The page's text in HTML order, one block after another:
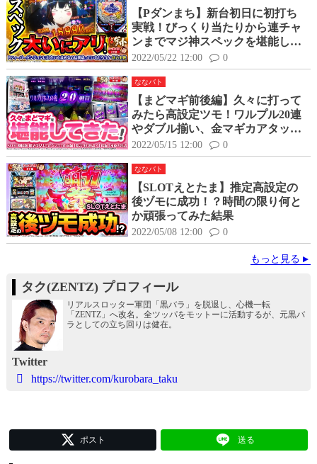
【Pダンまち】新台初日に初打ち
実戦！びっくり当たりから連チャ
ンまでマジ神スペックを堪能して
きました
2022/05/22 12:00 0
ななバト
【まどマギ前後編】久々に打って
みたら高設定ツモ！ワルプル20連
やダブル揃い、金マギカアタック
など色々堪能してきた！
2022/05/15 12:00 0
ななバト
【SLOTえとたま】推定高設定の
後ヅモに成功！？時間の限り何と
か頑張ってみた結果
2022/05/08 12:00 0
もっと見る
タク(ZENTZ) プロフィール
リアルスロッター軍団「黒バラ」を脱退し、心機一転
「ZENTZ」へ改名。全ツッパをモットーに活動するが、元黒バ
ラとしての立ち回りは健在。
Twitter
https://twitter.com/kurobara_taku
ポスト 送る